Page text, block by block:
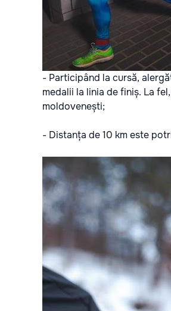
- Participând la cursă,
medalii la linia de finiș. La
moldovenești;
- Distanța de 10 km este